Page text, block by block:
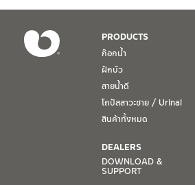
PRODUCTS
ก๊อกน้ำ
ฝักบัว
สายน้ำดี
โถปัสสาวะชาย / Urinal
สินค้าทั้งหมด
DEALERS
DOWNLOAD &
SUPPORT